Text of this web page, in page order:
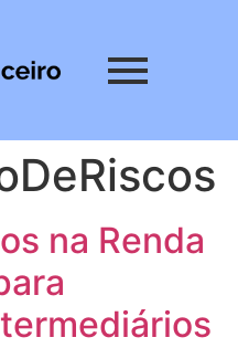
na Renda